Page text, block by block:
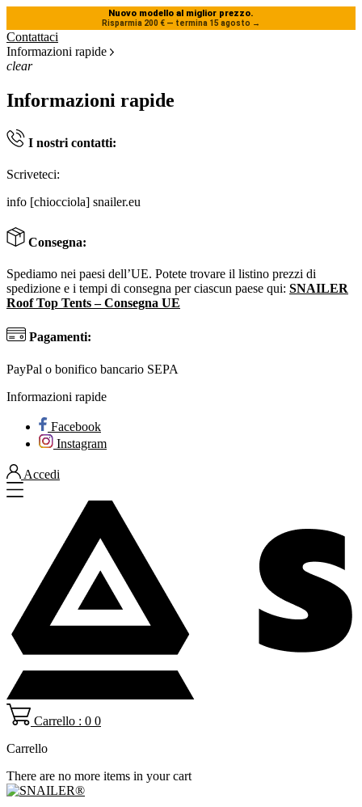
Nuovo modello al miglior prezzo.
Risparmia 200 € — termina 15 agosto →
Contattaci
Informazioni rapide
clear
Informazioni rapide
I nostri contatti:
Scriveteci:
info [chiocciola] snailer.eu
Consegna:
Spediamo nei paesi dell’UE. Potete trovare il listino prezzi di
spedizione e i tempi di consegna per ciascun paese qui: SNAILER
Roof Top Tents – Consegna UE
Pagamenti:
PayPal o bonifico bancario SEPA
Informazioni rapide
Facebook
Instagram
Accedi
Carrello : 0 0
Carrello
There are no more items in your cart